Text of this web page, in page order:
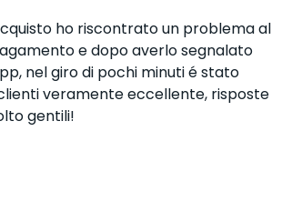
ho riscontrato un problema al
e dopo averlo segnalato
nel giro di pochi minuti é stato
veramente eccellente, risposte
gentili!